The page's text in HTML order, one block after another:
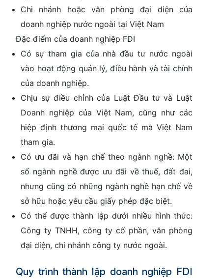
Chi nhánh hoặc văn phòng đại diện của
doanh nghiệp nước ngoài tại Việt Nam
Đặc điểm của doanh nghiệp FDI
Có sự tham gia của nhà đầu tư nước ngoài
vào hoạt động quản lý, điều hành và tài chính
của doanh nghiệp.
Chịu sự điều chỉnh của Luật Đầu tư và Luật
Doanh nghiệp của Việt Nam, cũng như các
hiệp định thương mại quốc tế mà Việt Nam
tham gia.
Có ưu đãi và hạn chế theo ngành nghề: Một
số ngành nghề được ưu đãi về thuế, đất đai,
nhưng cũng có những ngành nghề hạn chế về
sở hữu hoặc yêu cầu giấy phép đặc biệt.
Có thể được thành lập dưới nhiều hình thức:
Công ty TNHH, công ty cổ phần, văn phòng
đại diện, chi nhánh công ty nước ngoài.
Quy trình thành lập doanh nghiệp FDI